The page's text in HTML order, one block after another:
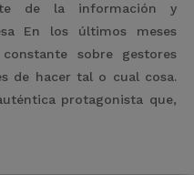
de la información y
En los últimos meses
sobre gestores
de hacer tal o cual cosa.
protagonista que,